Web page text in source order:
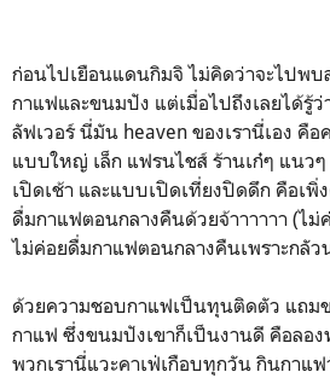
ก่อนไปเยือนแดนกิมจิ ไม่คิดว่าจะไปพบ
กาแฟและขนมปัง แต่เมื่อไปถึงเลยได้รู้
ลัฟเวอร์ นี่มัน heaven ของเรานี่เอง คื
แบบใหญ่ เล็ก แฟรนไชส์ ร้านเก๋ๆ แนว
เปิดเช้า และแบบเปิดเที่ยงปิดดึก คือเพิ่
ดื่มกาแฟตอนกลางคืนด้วยจ้าาาาาา (ไม่
ไม่ค่อยดื่มกาแฟตอนกลางคืนเพราะกลั
ด้วยความชอบกาแฟเป็นทุนติดตัว แถ
กาแฟ ซึ่งขนมปังเขาก็เป็นงานดี คือลอ
พวกเรานี่แวะคาเฟ่เกือบทุกวัน กินกาแ